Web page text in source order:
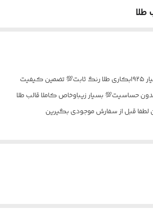
طلا
نیمست جواهری نقره عیار ۹۲۵ابکاری طلا رنگ ثابت💯 تضمین کیفیت
حساسیت💯 بسیار زیباوخاص کاملا قالب طلا
لطفا قبل از سفارش موجودی بگیرین